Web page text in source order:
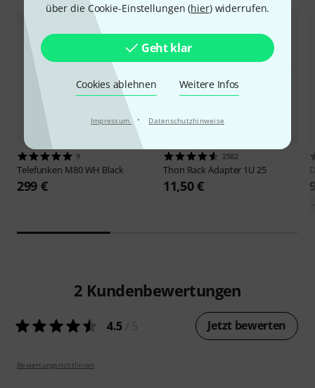
über die Cookie-Einstellungen (hier) widerrufen.
Geht klar
Cookies ablehnen Weitere Infos
Impressum · Datenschutzhinweise
9
Telefunken M80 WH Black
299 €
2582
Thon Rack Adapter 1U 25
11,50 €
2 Kundenbewertungen
4.5 Jetzt bewerten
Bewertungsrichtlinien